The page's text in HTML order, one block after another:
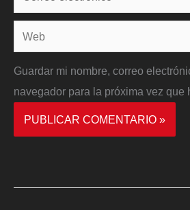
electrónico*
Web
Guardar mi nombre, correo
navegador para la próxima vez que